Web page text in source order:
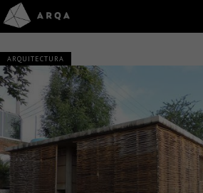
ARQUITECTURA